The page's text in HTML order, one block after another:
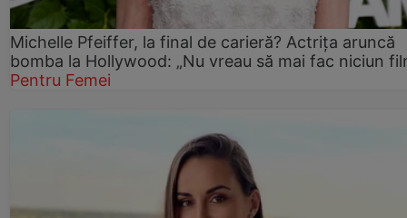
Michelle Pfeiffer, la final de carieră? Actrița aruncă
bomba la Hollywood: „Nu vreau să mai fac niciun
Pentru Femei